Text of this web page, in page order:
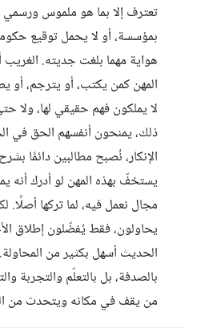
تعترف إلا بما هو ملموس
بمؤسسة، أو لا يحمل توقيع
هواية مهما بلغت جديته.
المهن كمن يكتب، أو يترجم، أو
لا يملكون فهم حقيقي لها، ولا
ذلك، يمنحون أنفسهم الحق في
الإنكار، نُصبح مطالبين دائمًا
يستخفّ بهذه المهن لو أدرك أنه
مجال نعمل فيه، لما تركها أصلًا.
يحاولون، فقط يُفضّلون إطلاق
الحديث أسهل بكثير من
بالصدفة، بل بالتعلّم والتجربة
من يقف في مكانه ويتحدث من